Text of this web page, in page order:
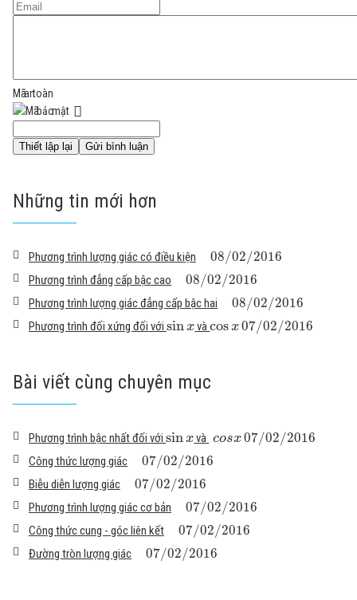
Mã an toàn
Những tin mới hơn
Phương trình lượng giác có điều kiện 08/02/2016
Phương trình đẳng cấp bậc cao 08/02/2016
Phương trình lượng giác đẳng cấp bậc hai 08/02/2016
Phương trình đối xứng đối với sinxvàcosx07/02/2016
Bài viết cùng chuyên mục
Phương trình bậc nhất đối với sinxvà cosx07/02/2016
Công thức lượng giác 07/02/2016
Biễu diễn lượng giác 07/02/2016
Phương trình lượng giác cơ bản 07/02/2016
Công thức cung - góc liên kết 07/02/2016
Đường tròn lượng giác 07/02/2016